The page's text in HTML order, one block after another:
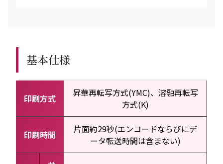
基本仕様
印刷方式
昇華再転写方式(YMC)、溶融再転写
方式(K)
印刷時間
片面約29秒(エンコードならびにデ
ータ転送時間は含まない)